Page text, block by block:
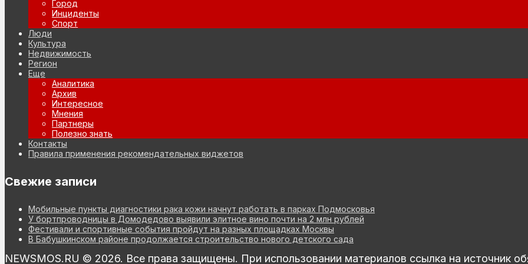
Город
Инциденты
Спорт
Люди
Культура
Недвижимость
Регион
Еще
Аналитика
Архив
Интересное
Мнения
Партнеры
Полезно знать
Контакты
Правила применения рекомендательных виджетов
Свежие записи
Мобильные пункты диагностики рака кожи начнут работать в парках Подмосковья
У бортпроводницы в Домодедово выявили элитное вино почти на 2 млн рублей
Фестивали и спортивные события пройдут на разных площадках Москвы
В Бабушкинском районе продолжается строительство нового детского сада
NEWSMOS.RU © 2026. Все права защищены. При использовании материалов ссылка на источник